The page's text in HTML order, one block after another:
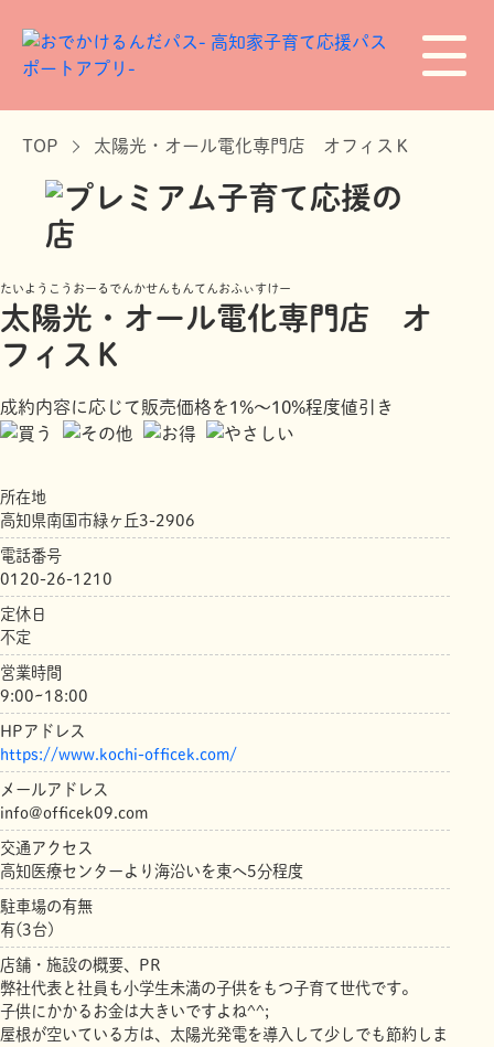
TOP 太陽光・オール電化専門店 オフィスＫ
たいようこうおーるでんかせんもんてんおふぃすけー
太陽光・オール電化専門店 オ
フィスＫ
成約内容に応じて販売価格を1%～10%程度値引き
所在地
高知県南国市緑ヶ丘3-2906
電話番号
0120-26-1210
定休日
不定
営業時間
9:00~18:00
HPアドレス
https://www.kochi-officek.com/
メールアドレス
info@officek09.com
交通アクセス
高知医療センターより海沿いを東へ5分程度
駐車場の有無
有(3台)
店舗・施設の概要、PR
弊社代表と社員も小学生未満の子供をもつ子育て世代です。
子供にかかるお金は大きいですよね^^;
屋根が空いている方は、太陽光発電を導入して少しでも節約しま